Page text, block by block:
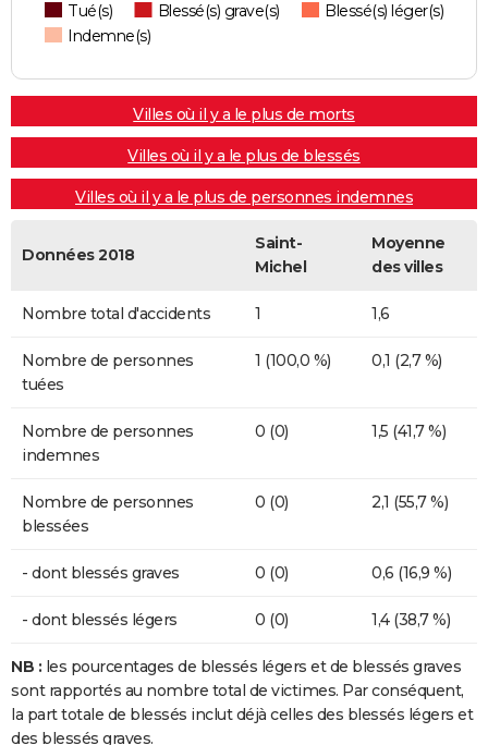
Tué(s) Blessé(s) grave(s)
Blessé(s) léger(s)
Indemne(s)
Villes où il y a le plus de morts
Villes où il y a le plus de blessés
Villes où il y a le plus de personnes indemnes
Données 2018
Saint-
Michel
Moyenne
des villes
Nombre total d'accidents 1 1,6
Nombre de personnes
tuées
1 (100,0 %) 0,1 (2,7 %)
Nombre de personnes
indemnes
0 (0) 1,5 (41,7 %)
Nombre de personnes
blessées
0 (0) 2,1 (55,7 %)
- dont blessés graves 0 (0) 0,6 (16,9 %)
- dont blessés légers 0 (0) 1,4 (38,7 %)
NB : les pourcentages de blessés légers et de blessés graves
sont rapportés au nombre total de victimes. Par conséquent,
la part totale de blessés inclut déjà celles des blessés légers et
des blessés graves.